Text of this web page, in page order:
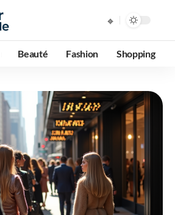
Beauté Fashion Shopping